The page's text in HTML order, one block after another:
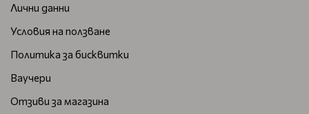
Лични данни
Условия на ползване
Политика за бисквитки
Ваучери
Отзиви за магазина